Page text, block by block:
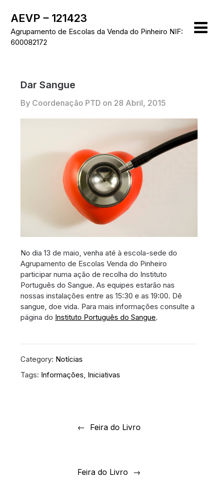
content
AEVP – 121423
Agrupamento de Escolas da Venda do Pinheiro NIF:
600082172
Dar Sangue
By Coordenação PTD on 28 Abril, 2015
No dia 13 de maio, venha até à escola-sede do
Agrupamento de Escolas Venda do Pinheiro
participar numa ação de recolha do Instituto
Português do Sangue. As equipes estarão nas
nossas instalações entre as 15:30 e as 19:00. Dê
sangue, doe vida. Para mais informações consulte a
página do Instituto Português do Sangue.
Category: Notícias
Tags: Informações Iniciativas
Feira do Livro
Feira do Livro